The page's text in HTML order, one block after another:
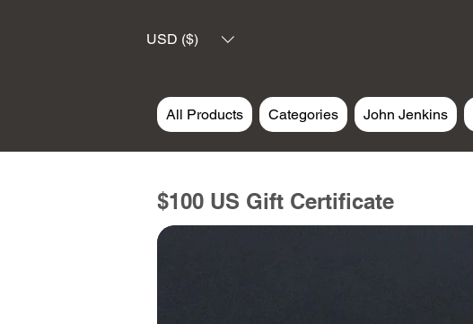
USD ($)
All Products Categories John Jenkins
$100 US Gift Certificate